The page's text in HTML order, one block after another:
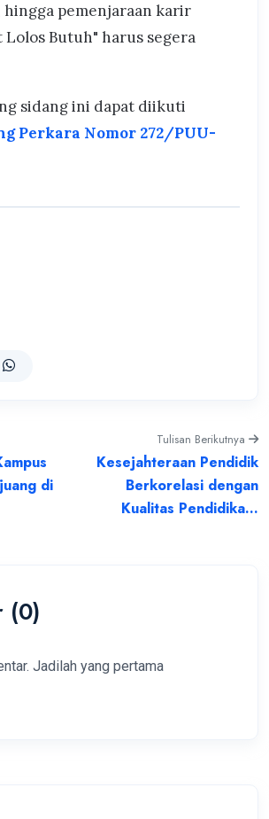
hingga pemenjaraan karir
Lolos Butuh" harus segera
sidang ini dapat diikuti
Perkara Nomor 272/PUU-
di
Tulisan Berikutnya
Kesejahteraan Pendidik
Berkorelasi dengan
Kualitas Pendidika...
(0)
Jadilah yang pertama